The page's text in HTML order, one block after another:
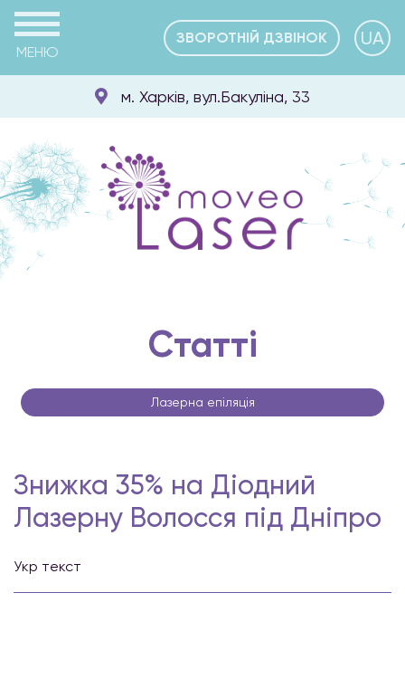
МЕНЮ
ЗВОРОТНІЙ ДЗВІНОК UA
м. Харків, вул.Бакуліна, 33
Статті
Лазерна епіляція
Знижка 35% на Діодний
Лазерну Волосся під Дніпро
Укр текст